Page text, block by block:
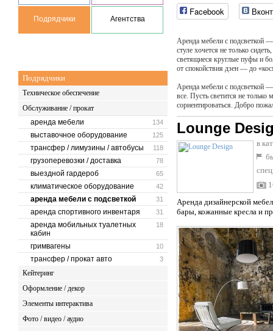
Подрядчики Агентства
Подрядчики
Техническое обеспечение
Обслуживание / прокат
134
аренда мебели
125
выставочное оборудование
118
трансфер / лимузины / автобусы
78
грузоперевозки / доставка
65
выездной гардероб
42
климатическое оборудование
31
аренда мебели с подсветкой
31
аренда спортивного инвентаря
18
аренда мобильных туалетных
кабин
10
гримвагены
3
трансфер / прокат авто
Кейтеринг
Оформление / декор
Элементы интерактива
Фото / видео / аудио
Facebook
Аренда мебели с подсветкой
стуле хочется не только
светящиеся круглые пуфы и
от спокойствия дзен — до
Аренда мебели с подсветкой
все. Пусть светится не
сориентироваться. Добро
Lounge
в
Аренда дизайнерской
бары, кожанные кресла и